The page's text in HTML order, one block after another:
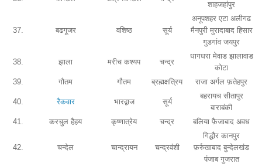
शाहजहांपुर
37. बढगूजर वशिष्ठ सूर्य
अनूपशहर एटा अलीगढ
मैनपुरी मुरादाबाद हिसार
गुडगांव जयपुर
38. झाला मरीच कश्यप चन्द्र
धागधरा मेवाड झालावाड
कोटा
39.
गौतम गौतम ब्रह्मक्षत्रिय राजा अर्गल फ़तेहपुर
40. रैकवार भारद्वाज सूर्य
बहरायच सीतापुर
बाराबंकी
41.
करचुल हैहय कृष्णात्रेय चन्द्र बलिया फ़ैजाबाद अवध
42. चन्देल चान्द्रायन चन्द्रवंशी
गिद्धौर कानपुर
फ़र्रुखाबाद बुन्देलखंड
पंजाब गुजरात